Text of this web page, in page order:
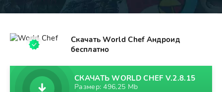
Скачать World Chef Андроид
бесплатно
СКАЧАТЬ WORLD CHEF V.2.8.15
Размер: 496,25 Mb